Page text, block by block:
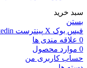
سبد خرید
بستن
فیس بوک X پینترست
0 علاقه مندی ها
0 موارد محصول
حساب کاربری من